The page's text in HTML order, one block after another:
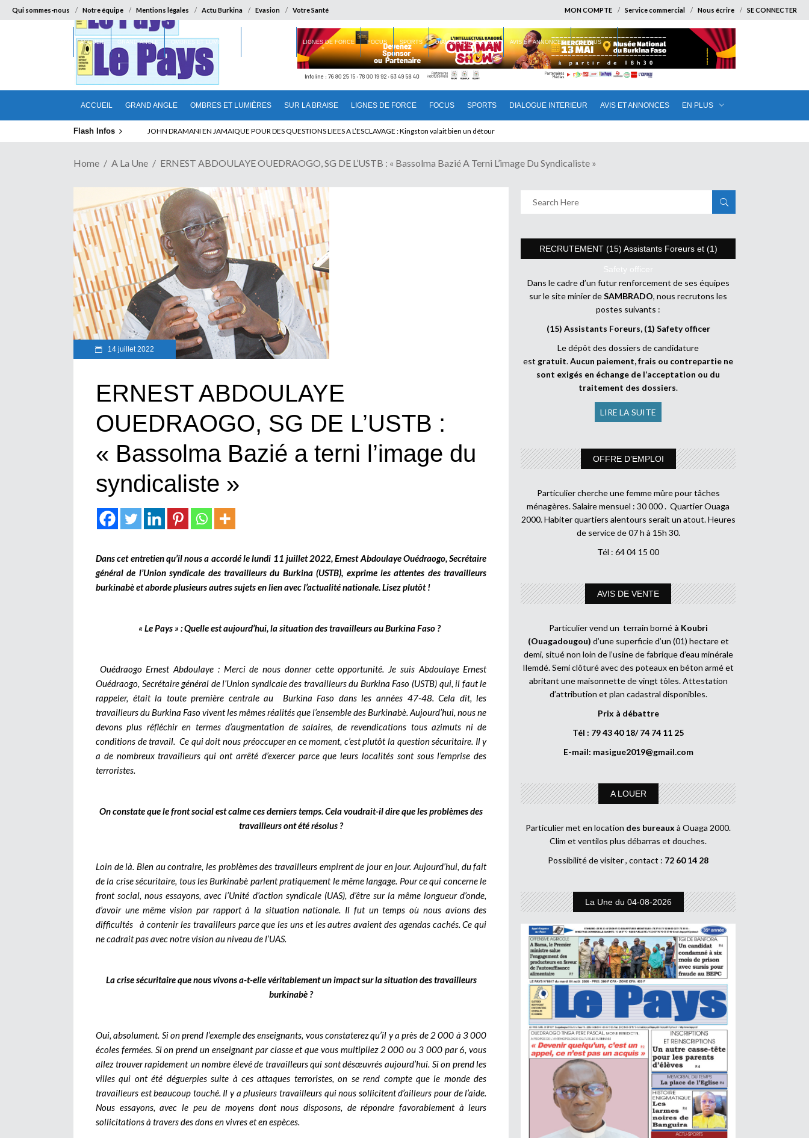
Qui sommes-nous Notre équipe Mentions légales Actu Burkina Evasion Votre Santé MON COMPTE Service commercial Nous écrire SE CONNECTER
ACCUEIL GRAND ANGLE OMBRES ET LUMIÈRES SUR LA BRAISE LIGNES DE FORCE FOCUS SPORTS DIALOGUE INTERIEUR AVIS ET ANNONCES EN PLUS
ACCUEIL GRAND ANGLE OMBRES ET LUMIÈRES LIGNES DE FORCE FOCUS SPORTS DIALOGUE INTERIEUR AVIS ET ANNONCES EN PLUS
Flash Infos JOHN DRAMANI EN JAMAIQUE POUR DES QUESTIONS LIEES A L’ESCLAVAGE : Kingston valait bien un détour
Home A La Une ERNEST ABDOULAYE OUEDRAOGO, SG DE L’USTB : « Bassolma Bazié A Terni L’image Du Syndicaliste »
14 juillet 2022
ERNEST ABDOULAYE
OUEDRAOGO, SG DE L’USTB :
« Bassolma Bazié a terni l’image du
syndicaliste »
Dans cet entretien qu’il nous a accordé le lundi 11 juillet 2022, Ernest Abdoulaye Ouédraogo, Secrétaire
général de l’Union syndicale des travailleurs du Burkina (USTB), exprime les attentes des travailleurs
burkinabè et aborde plusieurs autres sujets en lien avec l’actualité nationale. Lisez plutôt !
« Le Pays » : Quelle est aujourd’hui, la situation des travailleurs au Burkina Faso ?
Ouédraogo Ernest Abdoulaye : Merci de nous donner cette opportunité. Je suis Abdoulaye Ernest
Ouédraogo, Secrétaire général de l’Union syndicale des travailleurs du Burkina Faso (USTB) qui, il faut le
rappeler, était la toute première centrale au Burkina Faso dans les années 47-48. Cela dit, les
travailleurs du Burkina Faso vivent les mêmes réalités que l’ensemble des Burkinabè. Aujourd’hui, nous ne
devons plus réfléchir en termes d’augmentation de salaires, de revendications tous azimuts ni de
conditions de travail. Ce qui doit nous préoccuper en ce moment, c’est plutôt la question sécuritaire. Il y
a de nombreux travailleurs qui ont arrêté d’exercer parce que leurs localités sont sous l’emprise des
terroristes.
On constate que le front social est calme ces derniers temps. Cela voudrait-il dire que les problèmes des
travailleurs ont été résolus ?
Loin de là. Bien au contraire, les problèmes des travailleurs empirent de jour en jour. Aujourd’hui, du fait
de la crise sécuritaire, tous les Burkinabè parlent pratiquement le même langage. Pour ce qui concerne le
front social, nous essayons, avec l’Unité d’action syndicale (UAS), d’être sur la même longueur d’onde,
d’avoir une même vision par rapport à la situation nationale. Il fut un temps où nous avions des
difficultés à contenir les travailleurs parce que les uns et les autres avaient des agendas cachés. Ce qui
ne cadrait pas avec notre vision au niveau de l’UAS.
La crise sécuritaire que nous vivons a-t-elle véritablement un impact sur la situation des travailleurs
burkinabè ?
Oui, absolument. Si on prend l’exemple des enseignants, vous constaterez qu’il y a près de 2 000 à 3 000
écoles fermées. Si on prend un enseignant par classe et que vous multipliez 2 000 ou 3 000 par 6, vous
allez trouver rapidement un nombre élevé de travailleurs qui sont désœuvrés aujourd’hui. Si on prend les
villes qui ont été déguerpies suite à ces attaques terroristes, on se rend compte que le monde des
travailleurs est beaucoup touché. Il y a plusieurs travailleurs qui nous sollicitent d’ailleurs pour de l’aide.
Nous essayons, avec le peu de moyens dont nous disposons, de répondre favorablement à leurs
sollicitations à travers des dons en vivres et en espèces.
RECRUTEMENT (15) Assistants Foreurs et (1)
Safety officer
Dans le cadre d’un futur renforcement de ses équipes
sur le site minier deSAMBRADO, nous recrutons les
postes suivants :
(15) Assistants Foreurs, (1) Safety officer
Le dépôt des dossiers de candidature
est gratuit.Aucun paiement, frais ou contrepartie ne
sont exigés en échange de l’acceptation ou du
traitement des dossiers.
LIRE LA SUITE
OFFRE D’EMPLOI
Particulier cherche une femme mûre pour tâches
ménagères. Salaire mensuel : 30 000 . Quartier Ouaga
2000. Habiter quartiers alentours serait un atout. Heures
de service de 07 h à 15h 30.
Tél : 64 04 15 00
AVIS DE VENTE
Particulier vend un terrain borné à Koubri
(Ouagadougou) d’une superficie d’un (01) hectare et
demi, situé non loin de l’usine de fabrique d’eau minérale
Ilemdé. Semi clôturé avec des poteaux en béton armé et
abritant une maisonnette de vingt tôles. Attestation
d’attribution et plan cadastral disponibles.
Prix à débattre
Tél : 79 43 40 18/ 74 74 11 25
E-mail: masigue2019@gmail.com
A LOUER
Particulier met en location des bureaux à Ouaga 2000.
Clim et ventilos plus débarras et douches.
Possibilité de visiter , contact : 72 60 14 28
La Une du 04-08-2026